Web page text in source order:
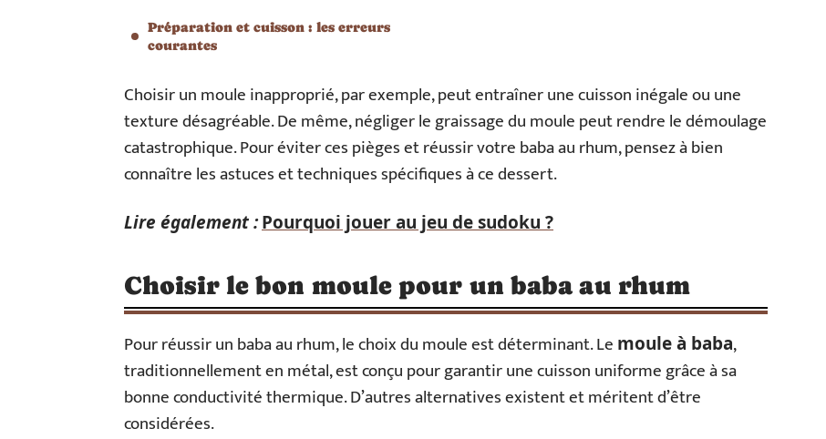
Préparation et cuisson : les erreurs
courantes
Choisir un moule inapproprié, par exemple, peut entraîner une cuisson inégale ou une
texture désagréable. De même, négliger le graissage du moule peut rendre le démoulage
catastrophique. Pour éviter ces pièges et réussir votre baba au rhum, pensez à bien
connaître les astuces et techniques spécifiques à ce dessert.
Lire également :Pourquoi jouer au jeu de sudoku ?
Choisir le bon moule pour un baba au rhum
Pour réussir un baba au rhum, le choix du moule est déterminant. Le moule à baba,
traditionnellement en métal, est conçu pour garantir une cuisson uniforme grâce à sa
bonne conductivité thermique. D’autres alternatives existent et méritent d’être
considérées.